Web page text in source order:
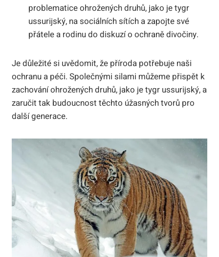
problematice ohrožených druhů, jako je tygr
ussurijský, na sociálních sítích a zapojte své
přátele a rodinu do diskuzí o ochraně divočiny.
Je důležité si uvědomit, že příroda potřebuje naši
ochranu a péči. Společnými silami můžeme přispět k
zachování ohrožených druhů, jako je tygr ussurijský, a
zaručit tak budoucnost těchto úžasných tvorů pro
další generace.